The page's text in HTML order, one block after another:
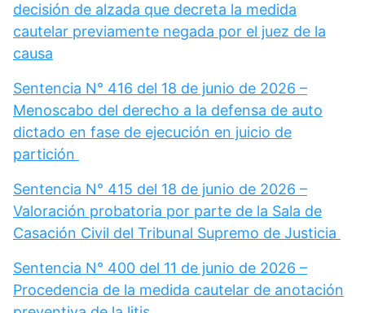
decisión de alzada que decreta la medida
cautelar previamente negada por el juez de la
causa
Sentencia N° 416 del 18 de junio de 2026 –
Menoscabo del derecho a la defensa de auto
dictado en fase de ejecución en juicio de
partición
Sentencia N° 415 del 18 de junio de 2026 –
Valoración probatoria por parte de la Sala de
Casación Civil del Tribunal Supremo de Justicia
Sentencia N° 400 del 11 de junio de 2026 –
Procedencia de la medida cautelar de anotación